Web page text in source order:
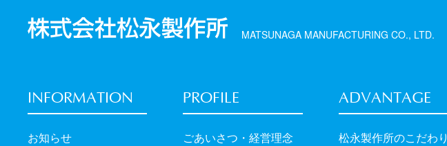
INFORMATION
お知らせ
PROFILE
ごあいさつ・経営理念
ADVANTAGE
松永製作所のこだわり
MATSUNAGA MANUFACTURING CO., LTD.